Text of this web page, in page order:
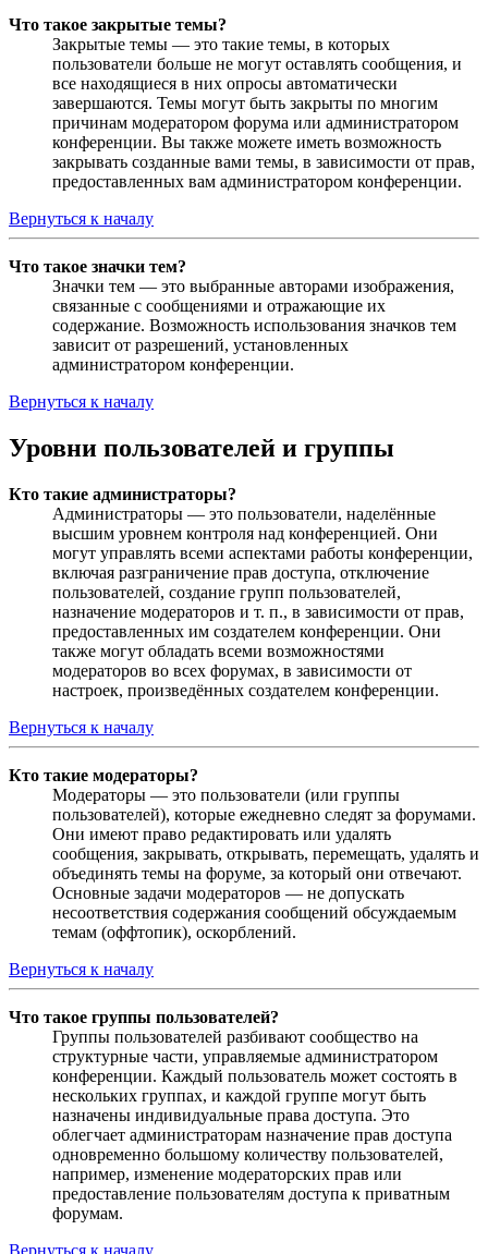
Что такое закрытые темы?
Закрытые темы — это такие темы, в которых
пользователи больше не могут оставлять сообщения, и
все находящиеся в них опросы автоматически
завершаются. Темы могут быть закрыты по многим
причинам модератором форума или администратором
конференции. Вы также можете иметь возможность
закрывать созданные вами темы, в зависимости от прав,
предоставленных вам администратором конференции.
Вернуться к началу
Что такое значки тем?
Значки тем — это выбранные авторами изображения,
связанные с сообщениями и отражающие их
содержание. Возможность использования значков тем
зависит от разрешений, установленных
администратором конференции.
Вернуться к началу
Уровни пользователей и группы
Кто такие администраторы?
Администраторы — это пользователи, наделённые
высшим уровнем контроля над конференцией. Они
могут управлять всеми аспектами работы конференции,
включая разграничение прав доступа, отключение
пользователей, создание групп пользователей,
назначение модераторов и т. п., в зависимости от прав,
предоставленных им создателем конференции. Они
также могут обладать всеми возможностями
модераторов во всех форумах, в зависимости от
настроек, произведённых создателем конференции.
Вернуться к началу
Кто такие модераторы?
Модераторы — это пользователи (или группы
пользователей), которые ежедневно следят за форумами.
Они имеют право редактировать или удалять
сообщения, закрывать, открывать, перемещать, удалять и
объединять темы на форуме, за который они отвечают.
Основные задачи модераторов — не допускать
несоответствия содержания сообщений обсуждаемым
темам (оффтопик), оскорблений.
Вернуться к началу
Что такое группы пользователей?
Группы пользователей разбивают сообщество на
структурные части, управляемые администратором
конференции. Каждый пользователь может состоять в
нескольких группах, и каждой группе могут быть
назначены индивидуальные права доступа. Это
облегчает администраторам назначение прав доступа
одновременно большому количеству пользователей,
например, изменение модераторских прав или
предоставление пользователям доступа к приватным
форумам.